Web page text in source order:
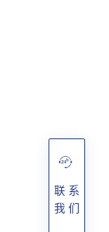
联 系
我 们